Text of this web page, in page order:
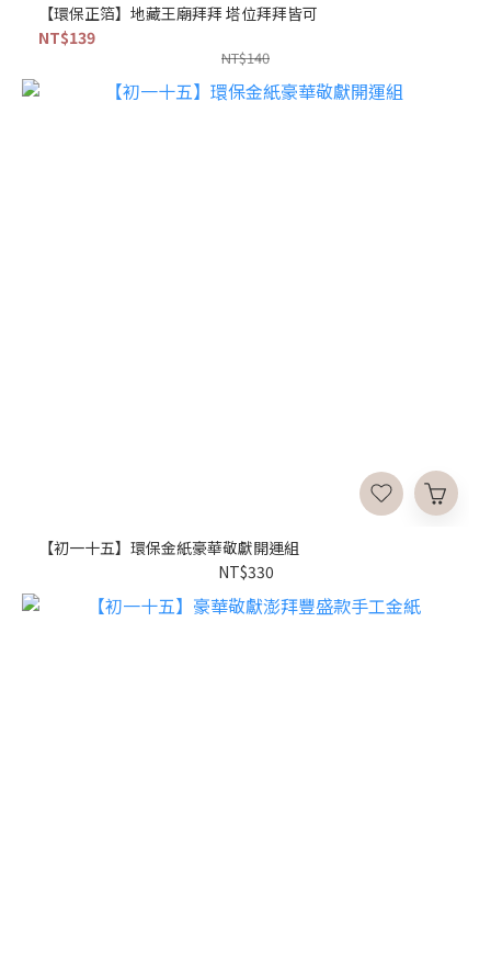
【環保正箔】地藏王廟拜拜 塔位拜拜皆可
NT$139
NT$140
【初一十五】環保金紙豪華敬獻開運組
NT$330